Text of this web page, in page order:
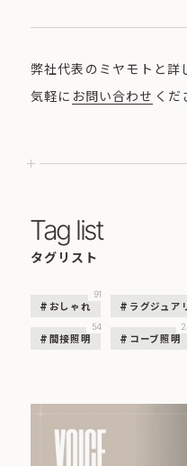
弊社代表のミヤモトと詳
気軽に お問い合わせ くだ
Tag list
タグリスト
おしゃれ
91
ラグジュア
間接照明
54
コーブ照明